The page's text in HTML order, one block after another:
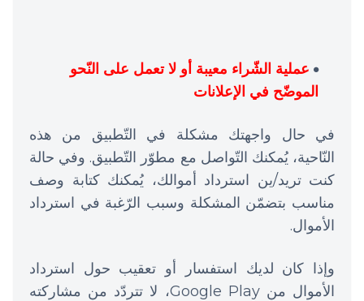
عملية الشّراء معيبة أو لا تعمل على النّحو
الموضّح في الإعلانات
في حال واجهتك مشكلة في التّطبيق من هذه
النّاحية، يُمكنك التّواصل مع مطوّر التّطبيق. وفي حالة
كنت تريد/ين استرداد أموالك، يُمكنك كتابة وصف
مناسب بتضمّن المشكلة وسبب الرّغبة في استرداد
الأموال.
وإذا كان لديك استفسار أو تعقيب حول استرداد
الأموال من Google Play، لا تتردّد من مشاركته